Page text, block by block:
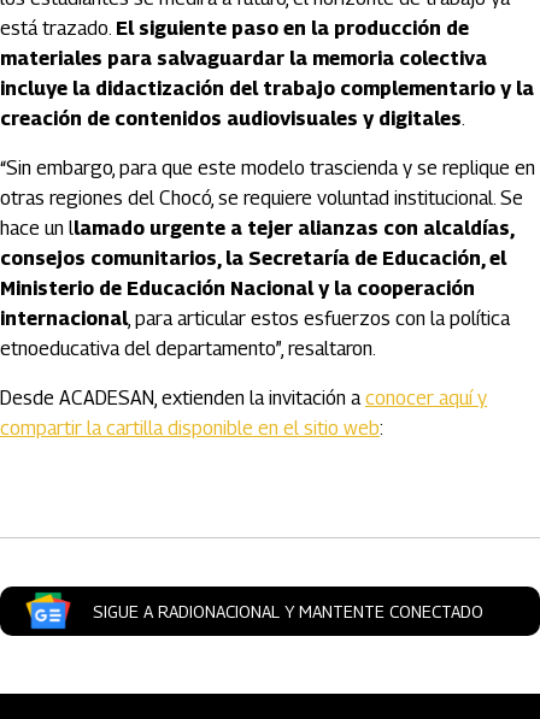
está trazado. El siguiente paso en la producción de
materiales para salvaguardar la memoria colectiva
incluye la didactización del trabajo complementario y la
creación de contenidos audiovisuales y digitales
“Sin embargo, para que este modelo trascienda y se replique en
otras regiones del Chocó, se requiere voluntad institucional. Se
hace un llamado urgente a tejer alianzas con alcaldías,
consejos comunitarios, la Secretaría de Educación, el
Ministerio de Educación Nacional y la cooperación
internacional, para articular estos esfuerzos con la política
etnoeducativa del departamento”, resaltaron.
Desde ACADESAN, extienden la invitación a conocer aquí y
compartir la cartilla disponible en el sitio web:
SIGUE A RADIONACIONAL Y MANTENTE CONECTADO